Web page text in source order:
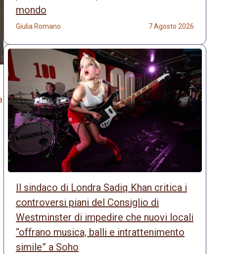
mondo
Giulia Romano 7 Agosto 2026
Il sindaco di Londra Sadiq Khan critica i
controversi piani del Consiglio di
Westminster di impedire che nuovi locali
“offrano musica, balli e intrattenimento
simile” a Soho